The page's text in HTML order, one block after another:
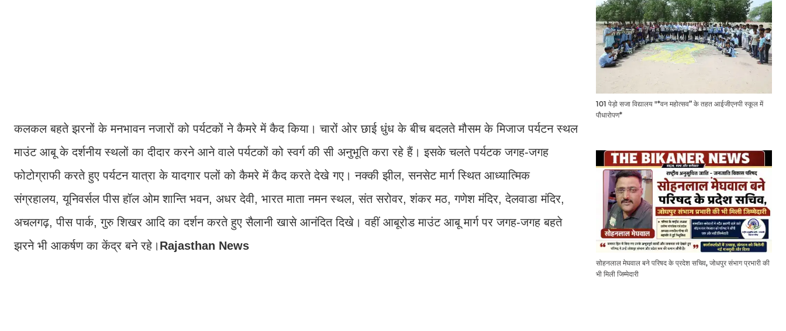
कलकल बहते झरनों के मनभावन नजारों को पर्यटकों ने कैमरे में कैद किया। चारों ओर छाई धुंध के बीच बदलते मौसम के मिजाज पर्यटन स्थल
माउंट आबू के दर्शनीय स्थलों का दीदार करने आने वाले पर्यटकों को स्वर्ग की सी अनुभूति करा रहे हैं। इसके चलते पर्यटक जगह-जगह
फोटोग्राफी करते हुए पर्यटन यात्रा के यादगार पलों को कैमरे में कैद करते देखे गए। नक्की झील, सनसेट मार्ग स्थित आध्यात्मिक
संग्रहालय, यूनिवर्सल पीस हॉल ओम शान्ति भवन, अधर देवी, भारत माता नमन स्थल, संत सरोवर, शंकर मठ, गणेश मंदिर, देलवाडा मंदिर,
अचलगढ़, पीस पार्क, गुरु शिखर आदि का दर्शन करते हुए सैलानी खासे आनंदित दिखे। वहीं आबूरोड माउंट आबू मार्ग पर जगह-जगह बहते
झरने भी आकर्षण का केंद्र बने रहे। Rajasthan News
101 पेड़ो सजा विद्यालय "*वन महोत्सव” के तहत आईजीएनपी स्कूल में
पौधारोपण*
सोहनलाल मेघवाल बने परिषद के प्रदेश सचिव, जोधपुर संभाग प्रभारी की
भी मिली जिम्मेदारी